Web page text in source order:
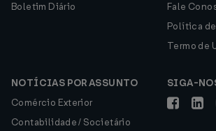
Boletim Diário
Fale
Política
Termo de
NOTÍCIAS POR ASSUNTO
Comércio Exterior
Contabilidade / Societário
SIGA-